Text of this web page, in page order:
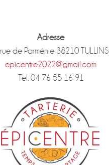
Adresse
de Parménie 38210 TULLINS
epicentre2022@gmail.com
Tel: 04 76 55 16 91